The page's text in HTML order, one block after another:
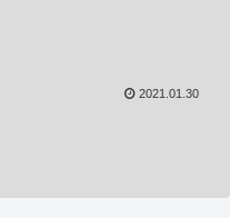
2021.01.30